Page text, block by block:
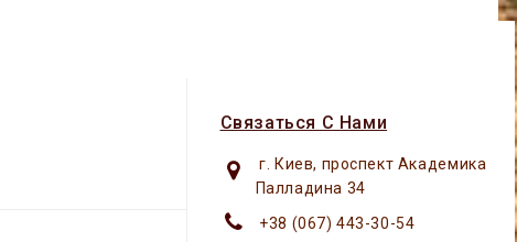
Связаться С Нами
г. Киев, проспект Академика
Палладина 34
+38 (067) 443-30-54